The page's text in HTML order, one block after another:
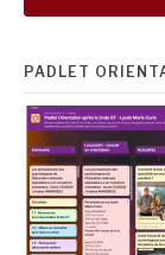
PADLET